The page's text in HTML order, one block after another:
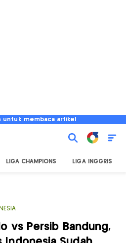
untuk membaca artikel
LIGA CHAMPIONS LIGA INGGRIS
vs Persib Bandung,